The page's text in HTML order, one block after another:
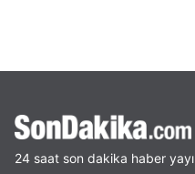
24 saat son dakika haber